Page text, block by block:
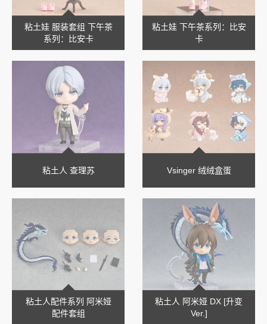
粘土娃 服装套组 下午茶
系列：比安卡
粘土娃 下午茶系列：比安
卡
粘土人 查理苏 Vsinger 绒绒盒蛋
粘土人配件系列 阿米娅
配件套组
粘土人 阿米娅 DX [升变
Ver.]